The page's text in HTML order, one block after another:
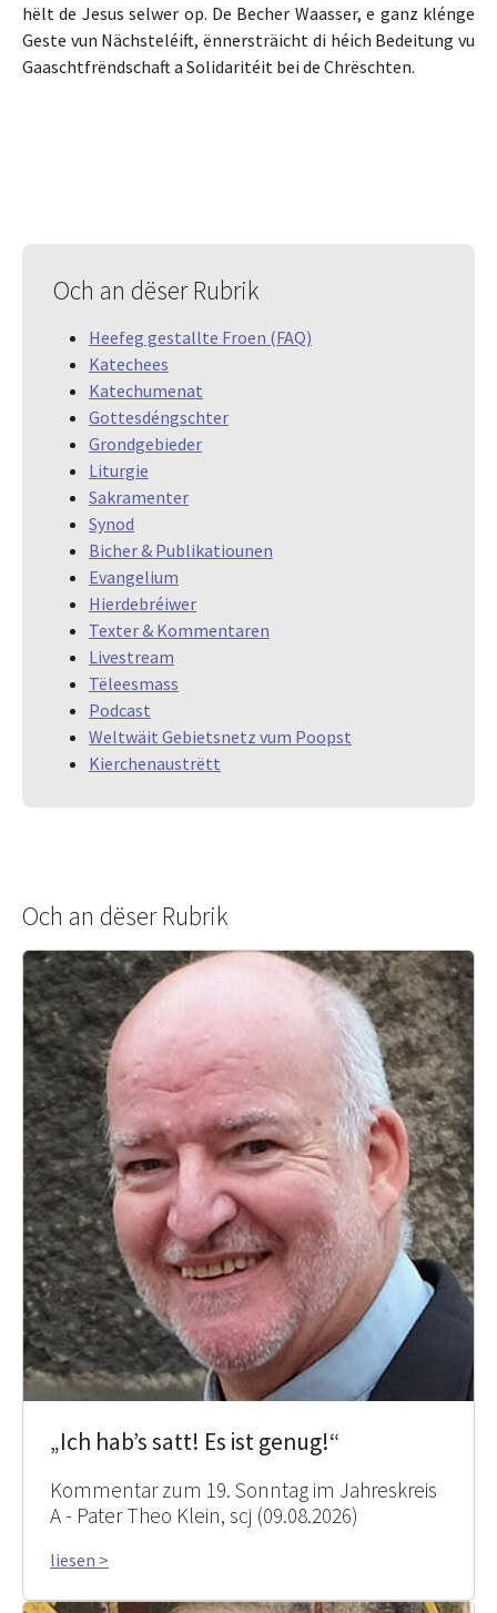
hëlt de Jesus selwer op. De Becher Waasser, e ganz klénge
Geste vun Nächsteléift, ënnersträicht di héich Bedeitung vu
Gaaschtfrëndschaft a Solidaritéit bei de Chrëschten.
Och an dëser Rubrik
Heefeg gestallte Froen (FAQ)
Katechees
Katechumenat
Gottesdéngschter
Grondgebieder
Liturgie
Sakramenter
Synod
Bicher & Publikatiounen
Evangelium
Hierdebréiwer
Texter & Kommentaren
Livestream
Tëleesmass
Podcast
Weltwäit Gebietsnetz vum Poopst
Kierchenaustrëtt
Och an dëser Rubrik
„Ich hab’s satt! Es ist genug!“
Kommentar zum 19. Sonntag im Jahreskreis
A - Pater Theo Klein, scj (09.08.2026)
liesen >